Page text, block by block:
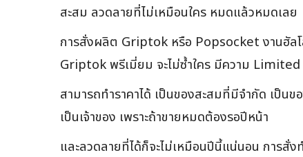
สะสม ลวดลายที่ไม่เหมือนใคร หมดแล้วหมดเลย
การสั่งผลิต Griptok หรือ Popsocket งานฮัล
Griptok พรีเมี่ยม จะไม่ซ้ำใคร มีความ
สามารถทำราคาได้ เป็นของสะสมที่มีจำกัด เป็น
เป็นเจ้าของ เพราะถ้าขายหมดต้องรอปีหน้า
และลวดลายที่ได้ก็จะไม่เหมือนปีนี้แน่นอน การ